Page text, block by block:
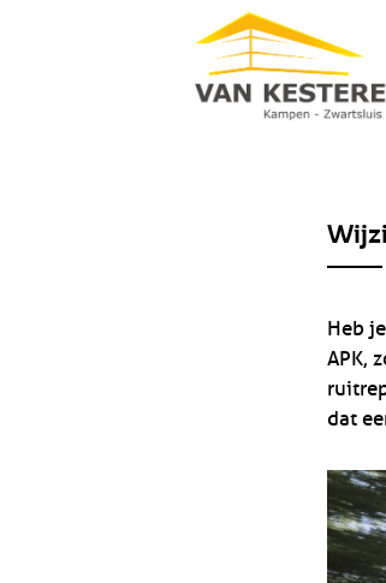
Heb
APK,
dat